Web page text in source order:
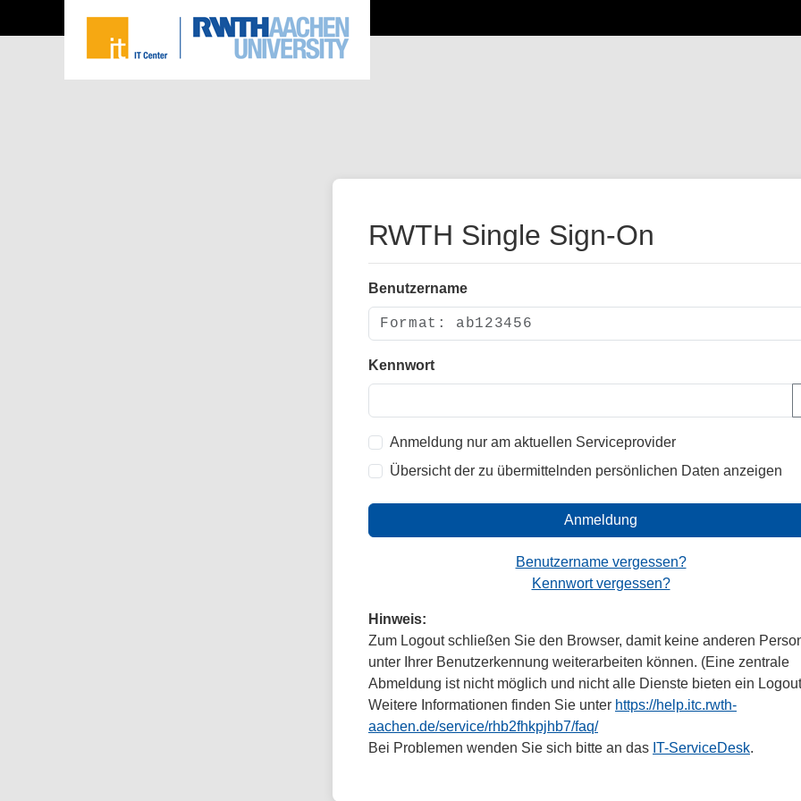
RWTH Single Sign-On
Benutzername
Kennwort
Anmeldung nur am aktuellen Serviceprovider
Übersicht der zu übermittelnden persönlichen Daten anzeigen
Anmeldung
Benutzername vergessen?
Kennwort vergessen?
Hinweis:
Zum Logout schließen Sie den Browser, damit keine anderen
unter Ihrer Benutzerkennung weiterarbeiten können. (Eine zentrale
Abmeldung ist nicht möglich und nicht alle Dienste bieten ein
Weitere Informationen finden Sie unter https://help.itc.rwth-
aachen.de/service/rhb2fhkpjhb7/faq/
Bei Problemen wenden Sie sich bitte an das IT-ServiceDesk.